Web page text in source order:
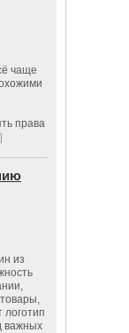
чаще
права
из
логотип
важных